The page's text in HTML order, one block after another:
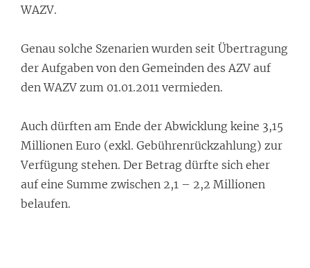
WAZV.
Genau solche Szenarien wurden seit Übertragung
der Aufgaben von den Gemeinden des AZV auf
den WAZV zum 01.01.2011 vermieden.
Auch dürften am Ende der Abwicklung keine 3,15
Millionen Euro (exkl. Gebührenrückzahlung) zur
Verfügung stehen. Der Betrag dürfte sich eher
auf eine Summe zwischen 2,1 – 2,2 Millionen
belaufen.